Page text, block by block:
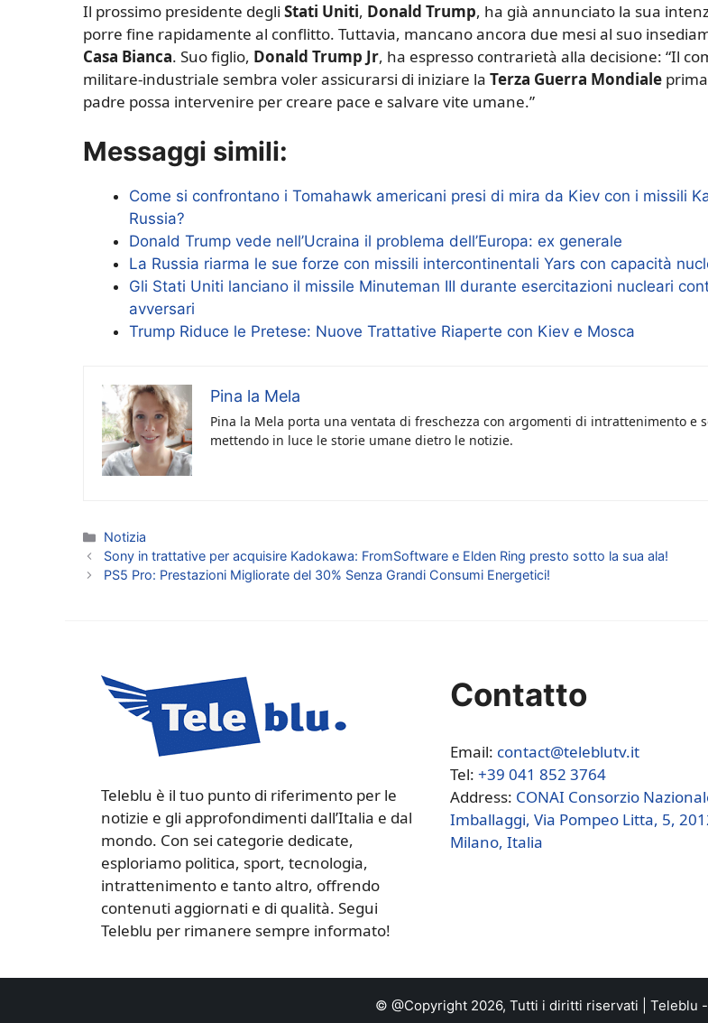
Il prossimo presidente degli Stati Uniti, Donald Trump, ha già annunciato la sua
porre fine rapidamente al conflitto. Tuttavia, mancano ancora due mesi al suo
Casa Bianca. Suo figlio, Donald Trump Jr, ha espresso contrarietà alla decisione: “Il
militare-industriale sembra voler assicurarsi di iniziare la Terza Guerra Mondiale
padre possa intervenire per creare pace e salvare vite umane.”
Messaggi simili:
Come si confrontano i Tomahawk americani presi di mira da Kiev con i missili
Russia?
Donald Trump vede nell’Ucraina il problema dell’Europa: ex generale
La Russia riarma le sue forze con missili intercontinentali Yars con capacità
Gli Stati Uniti lanciano il missile Minuteman III durante esercitazioni nucleari
avversari
Trump Riduce le Pretese: Nuove Trattative Riaperte con Kiev e Mosca
Pina la Mela
Pina la Mela porta una ventata di freschezza con argomenti di intrattenimento e
mettendo in luce le storie umane dietro le notizie.
Categorie
Notizia
Sony in trattative per acquisire Kadokawa: FromSoftware e Elden Ring presto sotto la sua ala!
PS5 Pro: Prestazioni Migliorate del 30% Senza Grandi Consumi Energetici!
Teleblu è il tuo punto di riferimento per le
notizie e gli approfondimenti dall’Italia e dal
mondo. Con sei categorie dedicate,
esploriamo politica, sport, tecnologia,
intrattenimento e tanto altro, offrendo
contenuti aggiornati e di qualità. Segui
Teleblu per rimanere sempre informato!
Contatto
Email: contact@teleblutv.it
Tel: +39 041 852 3764
Address: CONAI Consorzio
Imballaggi, Via Pompeo Litta, 5,
Milano, Italia
© @Copyright 2026, Tutti i diritti riservati | Teleblu -